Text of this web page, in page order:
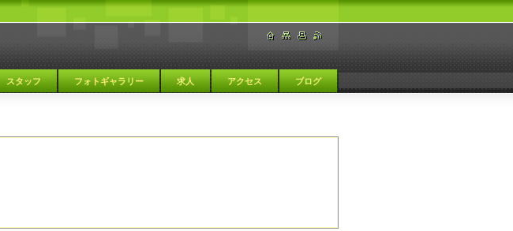
スタッフ フォトギャラリー 求人 アクセス ブログ
天満 カラオケBAR